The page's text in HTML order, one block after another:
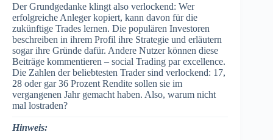
Der Grundgedanke klingt also verlockend: Wer
erfolgreiche Anleger kopiert, kann davon für die
zukünftige Trades lernen. Die populären Investoren
beschreiben in ihrem Profil ihre Strategie und erläutern
sogar ihre Gründe dafür. Andere Nutzer können diese
Beiträge kommentieren – social Trading par excellence.
Die Zahlen der beliebtesten Trader sind verlockend: 17,
28 oder gar 36 Prozent Rendite sollen sie im
vergangenen Jahr gemacht haben. Also, warum nicht
mal lostraden?
Hinweis: